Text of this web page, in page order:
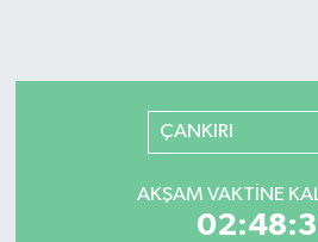
ÇANKIRI
AKŞAM VAKTINE